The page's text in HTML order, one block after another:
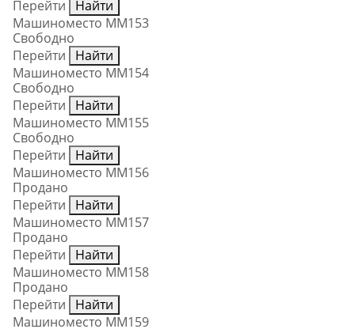
Перейти
Найти
Машиноместо ММ153
Свободно
Перейти
Найти
Машиноместо ММ154
Свободно
Перейти
Найти
Машиноместо ММ155
Свободно
Перейти
Найти
Машиноместо ММ156
Продано
Перейти
Найти
Машиноместо ММ157
Продано
Перейти
Найти
Машиноместо ММ158
Продано
Перейти
Найти
Машиноместо ММ159